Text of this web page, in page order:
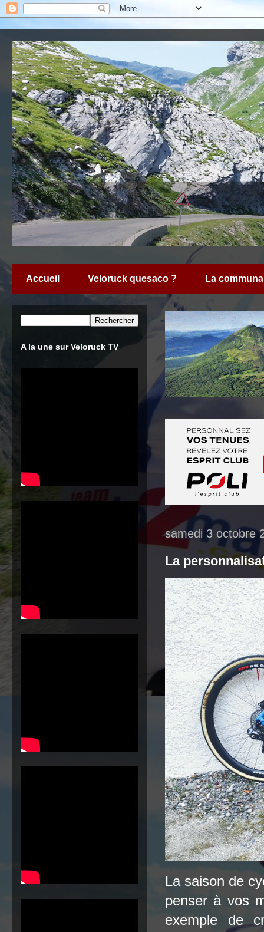
Accueil Veloruck quesaco ? La
samedi 3 octobre
La
La saison de
penser à vos
exemple de
A la une sur Veloruck TV